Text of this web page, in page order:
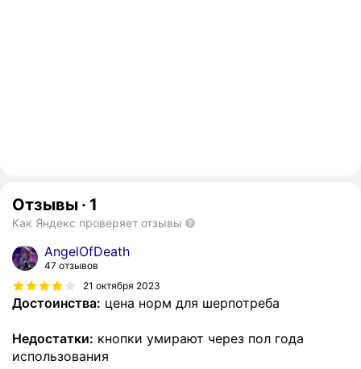
Отзывы · 1
Как Яндекс проверяет отзывы
AngelOfDeath
47 отзывов
21 октября 2023
Достоинства: цена норм для шерпотреба
Недостатки: кнопки умирают через пол года
использования